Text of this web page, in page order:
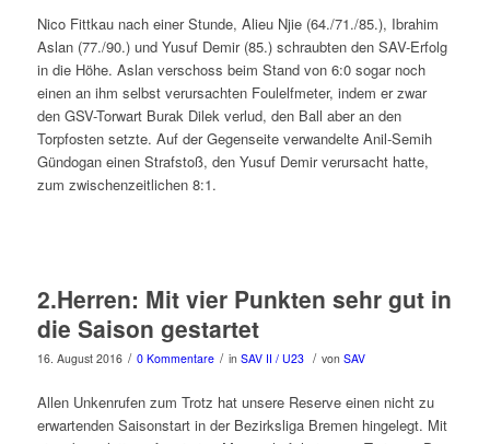
Nico Fittkau nach einer Stunde, Alieu Njie (64./71./85.), Ibrahim
Aslan (77./90.) und Yusuf Demir (85.) schraubten den SAV-Erfolg
in die Höhe. Aslan verschoss beim Stand von 6:0 sogar noch
einen an ihm selbst verursachten Foulelfmeter, indem er zwar
den GSV-Torwart Burak Dilek verlud, den Ball aber an den
Torpfosten setzte. Auf der Gegenseite verwandelte Anil-Semih
Gündogan einen Strafstoß, den Yusuf Demir verursacht hatte,
zum zwischenzeitlichen 8:1.
2.Herren: Mit vier Punkten sehr gut in
die Saison gestartet
16. August 2016 / 0 Kommentare / in SAV II / U23 / von SAV
Allen Unkenrufen zum Trotz hat unsere Reserve einen nicht zu
erwartenden Saisonstart in der Bezirksliga Bremen hingelegt. Mit